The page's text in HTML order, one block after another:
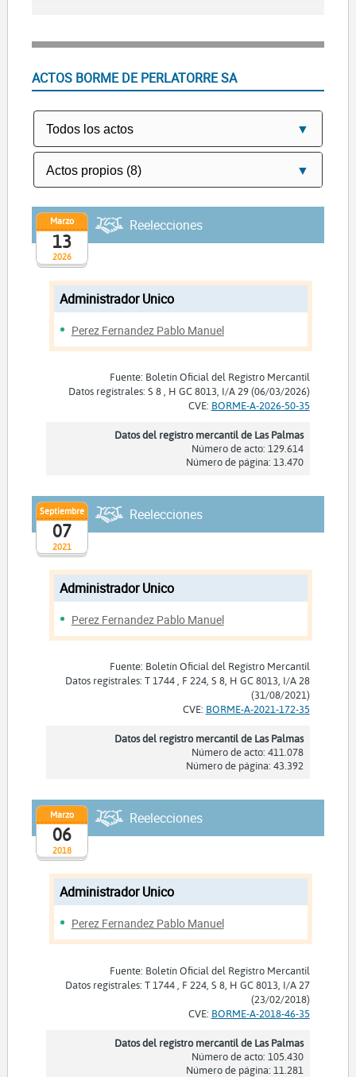
ACTOS BORME DE PERLATORRE SA
2026
Marzo
13
Reelecciones
Administrador Unico
Perez Fernandez Pablo Manuel
Fuente: Boletín Oficial del Registro Mercantil
Datos registrales: S 8 , H GC 8013, I/A 29 (06/03/2026)
CVE: BORME-A-2026-50-35
Datos del registro mercantil de Las Palmas
Número de acto: 129.614
Número de página: 13.470
2021
Septiembre
07
Reelecciones
Administrador Unico
Perez Fernandez Pablo Manuel
Fuente: Boletín Oficial del Registro Mercantil
Datos registrales: T 1744 , F 224, S 8, H GC 8013, I/A 28
(31/08/2021)
CVE: BORME-A-2021-172-35
Datos del registro mercantil de Las Palmas
Número de acto: 411.078
Número de página: 43.392
2018
Marzo
06
Reelecciones
Administrador Unico
Perez Fernandez Pablo Manuel
Fuente: Boletín Oficial del Registro Mercantil
Datos registrales: T 1744 , F 224, S 8, H GC 8013, I/A 27
(23/02/2018)
CVE: BORME-A-2018-46-35
Datos del registro mercantil de Las Palmas
Número de acto: 105.430
Número de página: 11.281